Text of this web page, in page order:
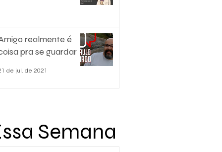
realmente é
pra se guardar
de jul. de 2021
Semana